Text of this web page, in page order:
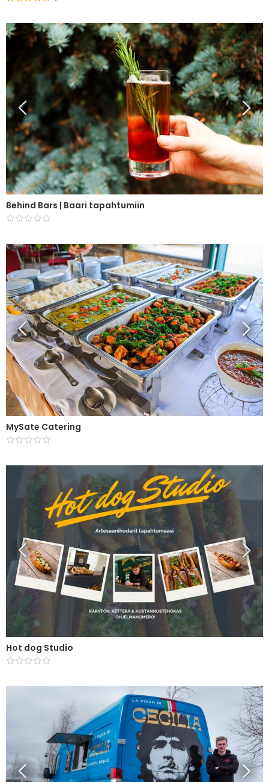
Behind Bars | Baari tapahtumiin
MySate Catering
Hot dog Studio